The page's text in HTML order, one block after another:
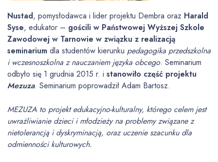
Nustad, pomysłodawca i lider projektu Dembra oraz Harald
Syse, edukator – gościli w Państwowej Wyższej Szkole
Zawodowej w Tarnowie w związku z realizacją
seminarium dla studentów kierunku pedagogika przedszkolna
i wczesnoszkolna z nauczaniem języka obcego. Seminarium
odbyło się 1 grudnia 2015 r. i stanowiło część projektu
Mezuza. Seminarium poprowadził Adam Bartosz.
MEZUZA to projekt edukacyjno-kulturalny, którego celem jest
uwrażliwianie dzieci i młodzieży na problemy związane z
nietolerancją i dyskryminacją, oraz uczenie szacunku dla
odmienności kulturowych.